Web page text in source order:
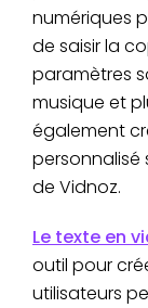
numériques
de saisir la
paramètres
musique et
également
de Vidnoz.
Le texte en
outil pour
utilisateurs